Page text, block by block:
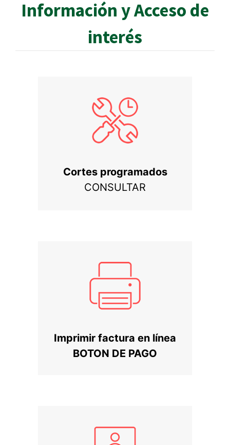
Información y Acceso de
interés
Cortes programados
CONSULTAR
Imprimir factura en línea
BOTON DE PAGO